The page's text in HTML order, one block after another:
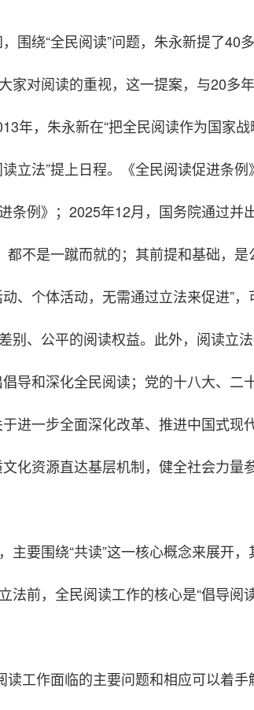
围绕“全民阅读”问题，朱永新提了40
对阅读的重视，这一提案，与20多年
年，朱永新在“把全民阅读作为国家战
立法”提上日程。《全民阅读促进条
例》；2025年12月，国务院通过并
不是一蹴而就的；其前提和基础，
、个体活动，无需通过立法来促进”
、公平的阅读权益。此外，阅读立法
导和深化全民阅读；党的十八大、二
进一步全面深化改革、推进中国式
化资源直达基层机制，健全社会力量
要围绕“共读”这一核心概念来展开
前，全民阅读工作的核心是“倡导阅
读工作面临的主要问题和相应可以着